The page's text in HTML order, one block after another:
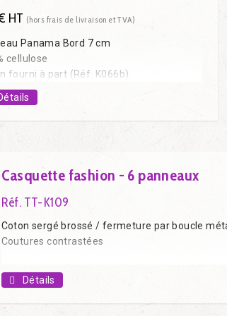
HT (hors frais de livraison et TVA)
Panama Bord 7 cm
cellulose
fourni à part (Réf. K066b)
Casquette fashion - 6 panneaux
Réf. TT-K109
Coton sergé brossé / fermeture par boucle
Coutures contrastées
Détails